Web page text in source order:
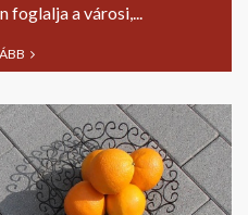
a városi,...